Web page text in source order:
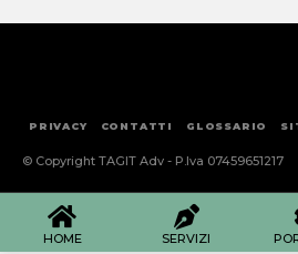
© Copyright TAGIT Adv - P.Iva 07459651217
PRIVACY CONTATTI GLOSSARIO
HOME SERVIZI